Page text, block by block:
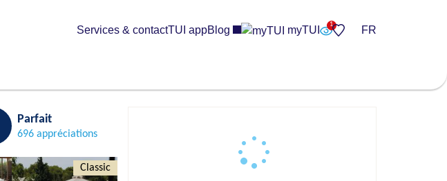
Services & contactTUI appBlog myTUI FR
Classic
Parfait
696 appréciations